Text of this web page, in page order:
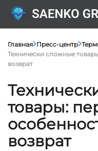
Главная Пресс-центр
Технически сложные
возврат
товары:
возврат